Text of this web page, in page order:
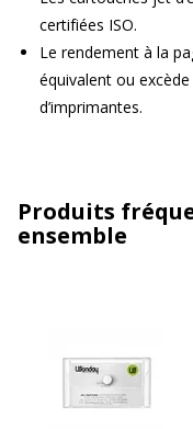
certifiées ISO.
Le rendement à la
équivalent ou
d’imprimantes.
Produits
ensemble